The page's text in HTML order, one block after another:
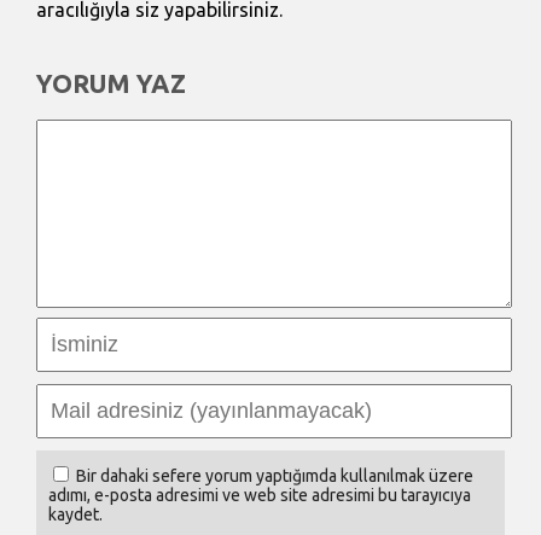
aracılığıyla siz yapabilirsiniz.
YORUM YAZ
Bir dahaki sefere yorum yaptığımda kullanılmak üzere
adımı, e-posta adresimi ve web site adresimi bu tarayıcıya
kaydet.